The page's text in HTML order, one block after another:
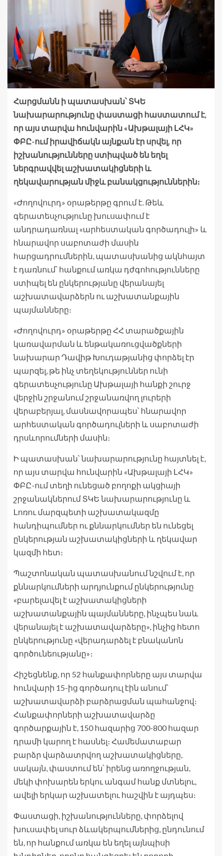
Հարցմանն ի պատասխան՝ ՏԿԵ
նախարարությունը փաստացի հաստատում է,
որ այս տարվա հունվարին «Ախթալայի ԼՀԿ»
ՓԲԸ-ում իրավիճակն այնքան էր սրվել, որ
իշխանությունները ստիպված են եղել
ներգրավվել աշխատակիցների և
ղեկավարության միջև բանակցություններին։
«Ժողովուրդ» օրաթերթը գրում է. Թեև
գերատեսչությունը խուսափում է
անդրադառնալ «արհեստական գործադուլի» և
հնարավոր սաբոտաժի մասին
հարցադրումներին, պատասխանից ակնհայտ
է դառնում՝ հանքում առկա դժգոհությունները
ստիպել են ընկերությանը վերանայել
աշխատավարձերն ու աշխատանքային
պայմանները։
«Ժողովուրդ» օրաթերթը ՀՀ տարածքային
կառավարման և ենթակառուցվածքների
նախարար Դավիթ Խուդաթյանից փորձել էր
պարզել, թե ինչ տեղեկություններ ունի
գերատեսչությունը Ախթալայի հանքի շուրջ
վերջին շրջանում շրջանառվող լուրերի
վերաբերյալ, մասնավորապես՝ հնարավոր
արհեստական գործադուլների և սաբոտաժի
դրսևորումների մասին։
Ի պատասխան՝ նախարարությունը հայտնել է,
որ այս տարվա հունվարին «Ախթալայի ԼՀԿ»
ՓԲԸ-ում տեղի ունեցած բողոքի ակցիայի
շրջանակներում ՏԿԵ նախարարությունը և
Լոռու մարզպետի աշխատակազմը
հանդիպումներ ու քննարկումներ են ունեցել
ընկերության աշխատակիցների և ղեկավար
կազմի հետ։
Պաշտոնական պատասխանում նշվում է, որ
քննարկումների արդյունքում ընկերությունը
«բարելավել է աշխատակիցների
աշխատանքային պայմանները, ինչպես նաև
վերանայել է աշխատավարձերը», ինչից հետո
ընկերությունը «վերադարձել է բնականոն
գործունեությանը»։
Հիշեցնենք, որ 52 հանքափորները այս տարվա
հունվարի 15-ից գործադուլ էին անում՝
աշխատավարձի բարձրացման պահանջով։
Հանքափորների աշխատավարձը
գործարքային է, 150 հազարից 700-800 հազար
դրամի կարող է հասնել։ Համեմատաբար
բարձր վարձատրվող աշխատակիցները,
սակայն, փաստում են՝ իրենց առողջության,
մեկի փոխարեն երկու անգամ հանք մտնելու,
ավելի երկար աշխատելու հաշվին է այդպես։
Փաստացի, իշխանությունները, փորձելով
խուսափել սուր ձևակերպումներից, ընդունում
են, որ հանքում առկա են եղել այնպիսի